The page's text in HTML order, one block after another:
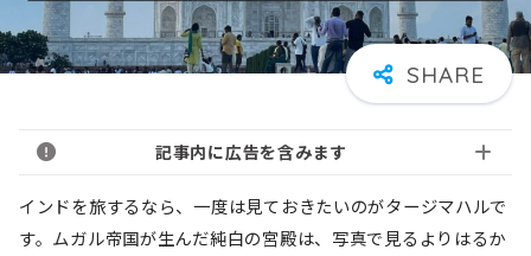
記事内に広告を含みます
インドを旅するなら、一度は見ておきたいのがタージマハルで
す。ムガル帝国が生んだ純白の宮殿は、写真で見るよりはるか